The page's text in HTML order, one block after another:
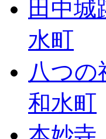
田中
水町
八つ
和水町